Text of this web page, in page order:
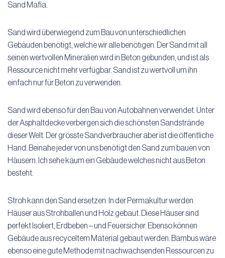
Sand Mafia.
Sand wird überwiegend zum Bau von unterschiedlichen
Gebäuden benötigt, welche wir alle benötigen. Der Sand mit all
seinen wertvollen Mineralien wird in Beton gebunden, und ist als
Ressource nicht mehr verfügbar. Sand ist zu wertvoll um ihn
einfach nur für Beton zu verwenden.
Sand wird ebenso für den Bau von Autobahnen verwendet. Unter
der Asphaltdecke verbergen sich die schönsten Sandstrände
dieser Welt. Der grösste Sandverbraucher aber ist die öffentliche
Hand. Beinahe jeder von uns benötigt den Sand zum bauen von
Häusern. Ich sehe kaum ein Gebäude welches nicht aus Beton
besteht.
Stroh kann den Sand ersetzen. In der Permakultur werden
Häuser aus Strohballen und Holz gebaut. Diese Häuser sind
perfekt Isoliert, Erdbeben – und Feuersicher. Ebenso können
Gebäude aus recyceltem Material gebaut werden. Bambus wäre
ebenso eine gute Methode mit nachwachsenden Ressourcen zu